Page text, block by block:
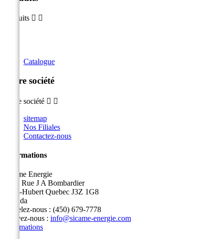
Produits  
Catalogue
Notre société
Notre société  
sitemap
Nos Filiales
Contactez-nous
Informations
Sicame Energie
5400 Rue J A Bombardier
Saint-Hubert Quebec J3Z 1G8
Canada
Appelez-nous : (450) 679-7778
Écrivez-nous : info@sicame-energie.com
Informations